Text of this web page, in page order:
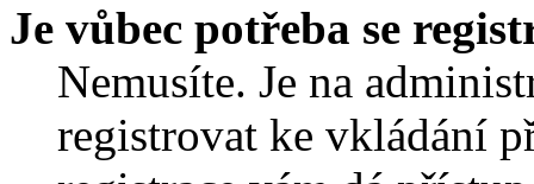
Je vůbec potřeba se
Nemusíte. Je na
registrovat ke vkládání